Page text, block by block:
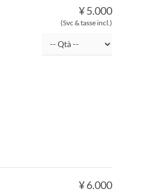
¥ 5.000
(Svc & tasse incl.)
¥ 6.000